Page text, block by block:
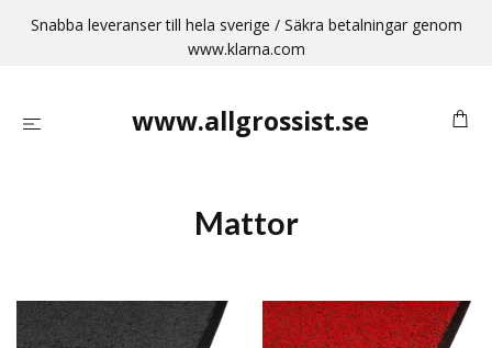
Snabba leveranser till hela sverige / Säkra betalningar genom
www.klarna.com
www.allgrossist.se
Mattor